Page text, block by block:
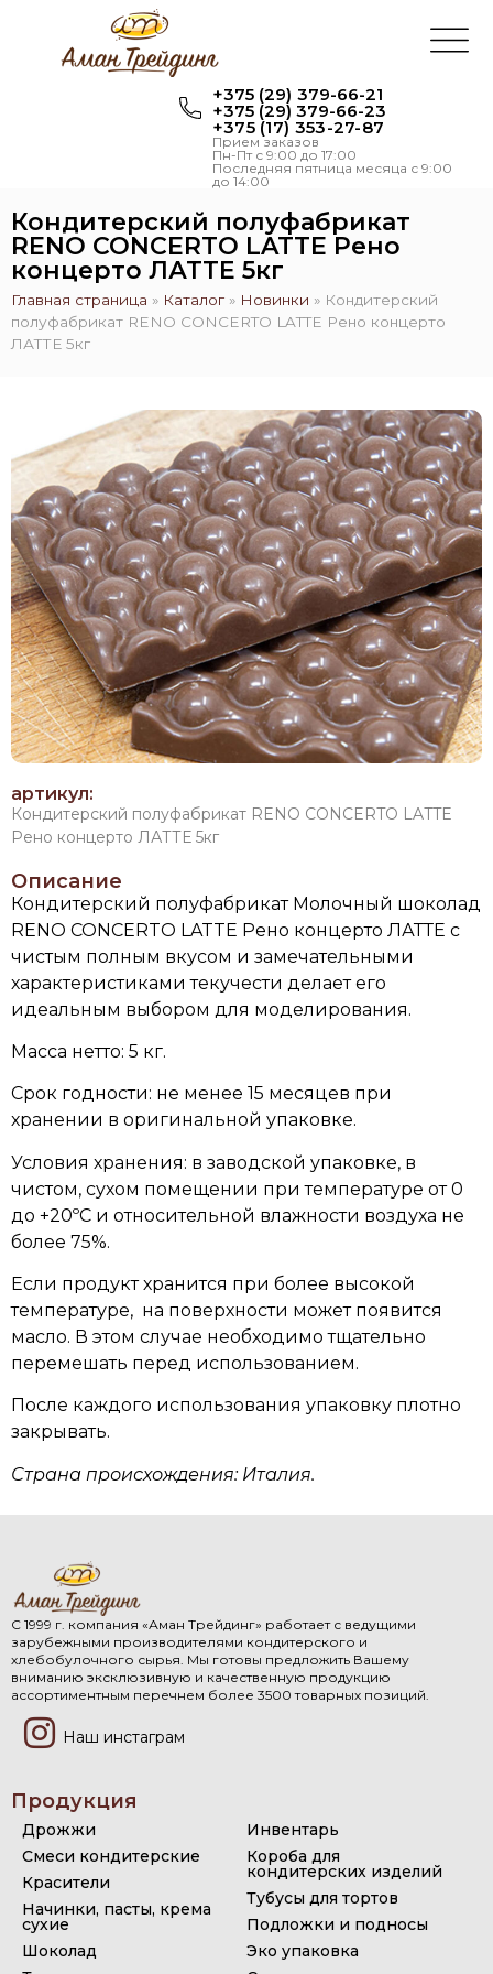
+375 (29) 379-66-21
+375 (29) 379-66-23
+375 (17) 353-27-87
Прием заказов
Пн-Пт с 9:00 до 17:00
Последняя пятница месяца с 9:00
до 14:00
Кондитерский полуфабрикат
RENO CONCERTO LATTE Рено
концерто ЛАТТЕ 5кг
Главная страница » Каталог » Новинки » Кондитерский
полуфабрикат RENO CONCERTO LATTE Рено концерто
ЛАТТЕ 5кг
артикул:
Кондитерский полуфабрикат RENO CONCERTO LATTE
Рено концерто ЛАТТЕ 5кг
Описание
Кондитерский полуфабрикат Молочный шоколад
RENO CONCERTO LATTE Рено концерто ЛАТТЕ с
чистым полным вкусом и замечательными
характеристиками текучести делает его
идеальным выбором для моделирования.
Масса нетто: 5 кг.
Срок годности: не менее 15 месяцев при
хранении в оригинальной упаковке.
Условия хранения: в заводской упаковке, в
чистом, сухом помещении при температуре от 0
до +20ºC и относительной влажности воздуха не
более 75%.
Если продукт хранится при более высокой
температуре, на поверхности может появится
масло. В этом случае необходимо тщательно
перемешать перед использованием.
После каждого использования упаковку плотно
закрывать.
Страна происхождения: Италия.
С 1999 г. компания «Аман Трейдинг» работает с ведущими
зарубежными производителями кондитерского и
хлебобулочного сырья. Мы готовы предложить Вашему
вниманию эксклюзивную и качественную продукцию
ассортиментным перечнем более 3500 товарных позиций.
Наш инстаграм
Продукция
Дрожжи
Смеси кондитерские
Красители
Начинки, пасты, крема
сухие
Шоколад
Инвентарь
Короба для
кондитерских изделий
Тубусы для тортов
Подложки и подносы
Эко упаковка